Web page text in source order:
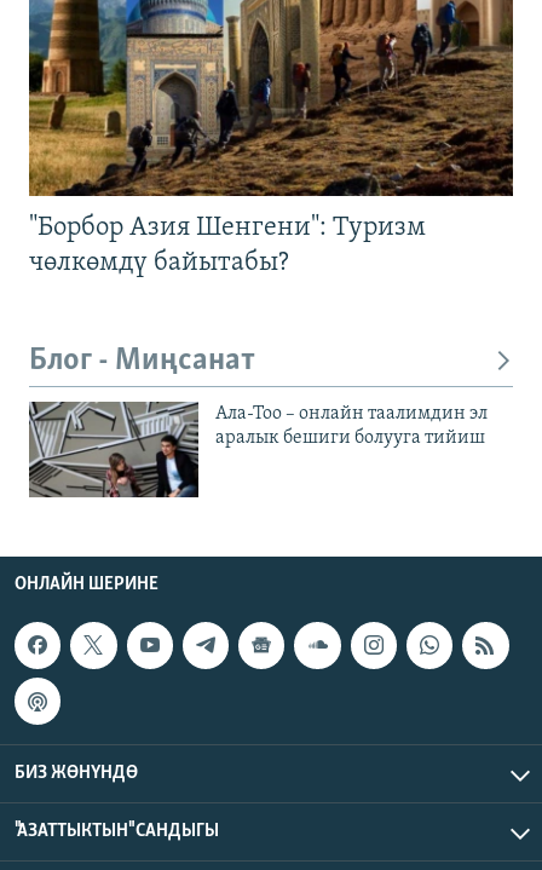
"Борбор Азия Шенгени": Туризм
чөлкөмдү байытабы?
Блог - Миңсанат
Ала-Тоо – онлайн таалимдин эл
аралык бешиги болууга тийиш
ОНЛАЙН ШЕРИНЕ
БИЗ ЖӨНҮНДӨ
"АЗАТТЫКТЫН" САНДЫГЫ